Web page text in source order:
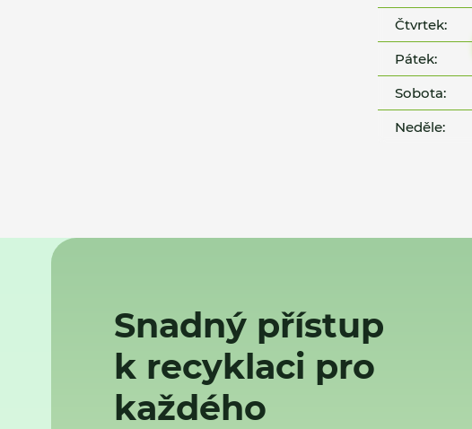
Čtvrtek:
Pátek:
Sobota:
Neděle:
Snadný přístup
k recyklaci pro
každého